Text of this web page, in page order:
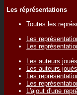
Les réprésentations
Toutes les
Les
Les
Les auteurs
Les auteurs
Les
Les
L'ajout d'une